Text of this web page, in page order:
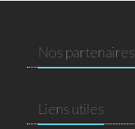
Nos partenaires
Liens utiles